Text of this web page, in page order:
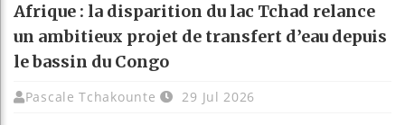
Afrique : la disparition du lac Tchad relance
un ambitieux projet de transfert d’eau depuis
le bassin du Congo
Pascale Tchakounte 29 Jul 2026